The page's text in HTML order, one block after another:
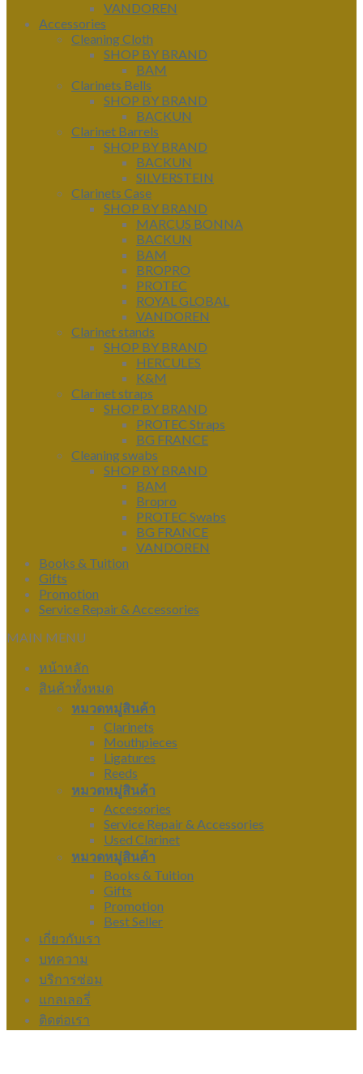
VANDOREN
Accessories
Cleaning Cloth
SHOP BY BRAND
BAM
Clarinets Bells
SHOP BY BRAND
BACKUN
Clarinet Barrels
SHOP BY BRAND
BACKUN
SILVERSTEIN
Clarinets Case
SHOP BY BRAND
MARCUS BONNA
BACKUN
BAM
BROPRO
PROTEC
ROYAL GLOBAL
VANDOREN
Clarinet stands
SHOP BY BRAND
HERCULES
K&M
Clarinet straps
SHOP BY BRAND
PROTEC Straps
BG FRANCE
Cleaning swabs
SHOP BY BRAND
BAM
Bropro
PROTEC Swabs
BG FRANCE
VANDOREN
Books & Tuition
Gifts
Promotion
Service Repair & Accessories
MAIN MENU
หน้าหลัก
สินค้าทั้งหมด
หมวดหมู่สินค้า
Clarinets
Mouthpieces
Ligatures
Reeds
หมวดหมู่สินค้า
Accessories
Service Repair & Accessories
Used Clarinet
หมวดหมู่สินค้า
Books & Tuition
Gifts
Promotion
Best Seller
เกี่ยวกับเรา
บทความ
บริการซ่อม
แกลเลอรี่
ติดต่อเรา